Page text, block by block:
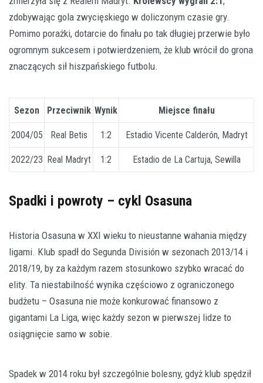
zdobywając gola zwycięskiego w doliczonym czasie gry.
Pomimo porażki, dotarcie do finału po tak długiej przerwie było
ogromnym sukcesem i potwierdzeniem, że klub wrócił do grona
znaczących sił hiszpańskiego futbolu.
Sezon Przeciwnik Wynik Miejsce finału
2004/05 Real Betis 1:2 Estadio Vicente Calderón, Madryt
2022/23 Real Madryt 1:2 Estadio de La Cartuja, Sewilla
Spadki i powroty – cykl Osasuna
Historia Osasuna w XXI wieku to nieustanne wahania między
ligami. Klub spadł do Segunda División w sezonach 2013/14 i
2018/19, by za każdym razem stosunkowo szybko wracać do
elity. Ta niestabilność wynika częściowo z ograniczonego
budżetu – Osasuna nie może konkurować finansowo z
gigantami La Liga, więc każdy sezon w pierwszej lidze to
osiągnięcie samo w sobie.
Spadek w 2014 roku był szczególnie bolesny, gdyż klub spędził